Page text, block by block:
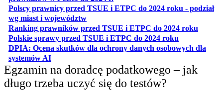
Polscy prawnicy przed TSUE i ETPC do 2024 roku - podział
wg miast i województwotwiera się w nowej karcie
Ranking prawników przed TSUE i ETPC do 2024 roku
Polskie sprawy przed TSUE i ETPC do 2024 roku
DPIA: Ocena skutków dla ochrony danych osobowych dla
systemów AIotwiera się w nowej karcie
Egzamin na doradcę podatkowego – jak
długo trzeba uczyć się do testów?